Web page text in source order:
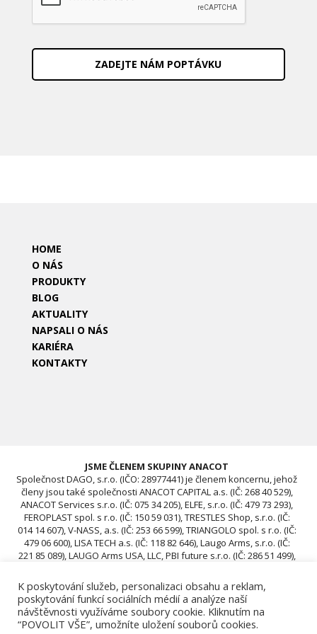
C
A
HOME
O NÁS
PRODUKTY
BLOG
AKTUALITY
NAPSALI O NÁS
KARIÉRA
KONTAKTY
K poskytování služeb, personalizaci obsahu a reklam,
poskytování funkcí sociálních médií a analýze naší
návštěvnosti využíváme soubory cookie. Kliknutím na
“POVOLIT VŠE”, umožníte uložení souborů cookies.
JSME ČLENEM SKUPINY ANACOT
Společnost DAGO, s.r.o. (IČO: 28977441) je členem koncernu, jehož
členy jsou také společnosti ANACOT CAPITAL a.s. (IČ: 268 40 529),
ANACOT Services s.r.o. (IČ: 075 34 205), ELFE, s.r.o. (IČ: 479 73 293),
FEROPLAST spol. s r.o. (IČ: 150 59 031), TRESTLES Shop, s.r.o. (IČ:
014 14 607), V-NASS, a.s. (IČ: 253 66 599), TRIANGOLO spol. s r.o. (IČ:
479 06 600), LISA TECH a.s. (IČ: 118 82 646), Laugo Arms, s.r.o. (IČ:
221 85 089), LAUGO Arms USA, LLC, PBI future s.r.o. (IČ: 286 51 499),
12 681), ROTIS SKUPINA d.o.o., ROTIS, d.o.o., DAGO, s.r.o. (IČO:
28977441), ACAV 26-A s.r.o. (IČO: 24970646), ACAV 26-B s.r.o. (IČO:
24970662)